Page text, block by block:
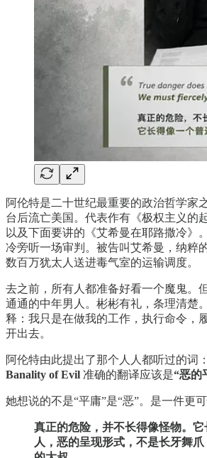
阿伦特是二十世纪最重要的政治哲学家
台后流亡美国。代表作有《极权主义的
以及下面要讲的《艾希曼在耶路撒冷》
冷旁听一场审判。被告叫艾希曼，纳粹
数百万犹太人送进毒气室的运输调度。
去之前，所有人都准备好看一个魔鬼。
通通的中年男人。彬彬有礼，条理清楚
释：我只是在做我的工作，执行命令，
开出去。
阿伦特由此提出了那个人人都听过的词
Banality of Evil 准确的翻译应该是“恶的
她想说的不是“平庸”是“恶”。是一件
真正的危险，并不长得像怪物。
人，恶的呈现形式，不是长牙舞